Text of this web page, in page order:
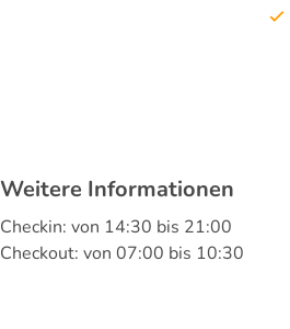
Weitere Informationen
Checkin: von 14:30 bis 21:00
Checkout: von 07:00 bis 10:30